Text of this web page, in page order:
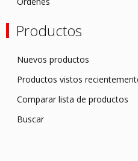
Productos
Nuevos productos
Productos vistos
Comparar lista de productos
Buscar